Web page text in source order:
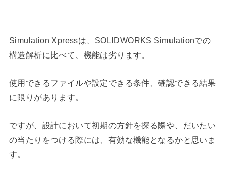
Simulation Xpressは、SOLIDWORKS Simulationでの
構造解析に比べて、機能は劣ります。
使用できるファイルや設定できる条件、確認できる結果
に限りがあります。
ですが、設計において初期の方針を探る際や、だいたい
の当たりをつける際には、有効な機能となるかと思いま
す。